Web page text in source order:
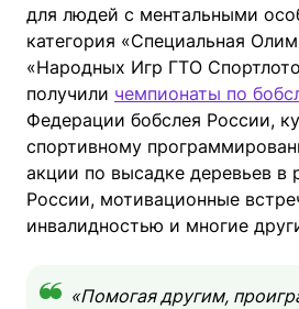
для людей с ментальными
категория «Специальная
«Народных Игр ГТО
получили чемпионаты по
Федерации бобслея России,
спортивному
акции по высадке деревьев в
России, мотивационные
инвалидностью и многие
«Помогая другим,